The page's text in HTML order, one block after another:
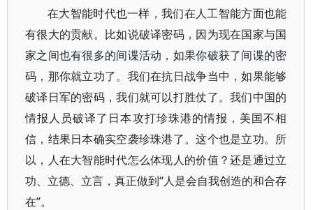
在大智能时代也一样，我们在人工智能方面也能
有很大的贡献。比如说破译密码，因为现在国家与国
家之间也有很多的间谍活动，如果你破获了间谍的密
码，那你就立功了。我们在抗日战争当中，如果能够
破译日军的密码，我们就可以打胜仗了。我们中国的
情报人员破译了日本攻打珍珠港的情报，美国不相
信，结果日本确实空袭珍珠港了。这个也是立功。所
以，人在大智能时代怎么体现人的价值？还是通过立
功、立德、立言，真正做到“人是会自我创造的和合存
在”。